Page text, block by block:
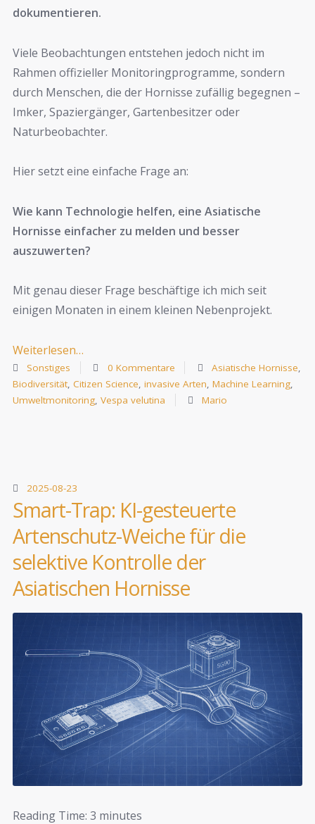
dokumentieren.
Viele Beobachtungen entstehen jedoch nicht im
Rahmen offizieller Monitoringprogramme, sondern
durch Menschen, die der Hornisse zufällig begegnen –
Imker, Spaziergänger, Gartenbesitzer oder
Naturbeobachter.
Hier setzt eine einfache Frage an:
Wie kann Technologie helfen, eine Asiatische
Hornisse einfacher zu melden und besser
auszuwerten?
Mit genau dieser Frage beschäftige ich mich seit
einigen Monaten in einem kleinen Nebenprojekt.
Weiterlesen…
Sonstiges 0 Kommentare Asiatische Hornisse
Biodiversität Citizen Science invasive Arten Machine Learning
Umweltmonitoring Vespa velutina Mario
2025-08-23
Smart-Trap: KI-gesteuerte
Artenschutz-Weiche für die
selektive Kontrolle der
Asiatischen Hornisse
Reading Time: 3 minutes